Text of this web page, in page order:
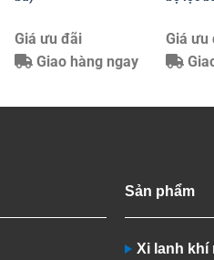
Giá ưu đãi
Giao hàng ngay
Giá ưu
Sản phẩm
Xi lanh khí